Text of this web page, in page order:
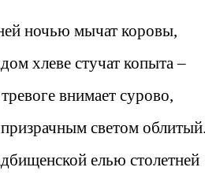
ночью мычат коровы,
хлеве стучат копыта –
внимает сурово,
светом
елью столетней